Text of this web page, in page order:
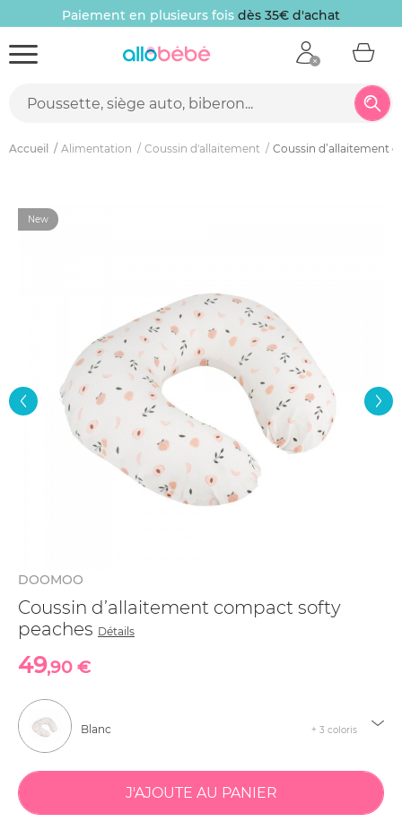
Paiement en plusieurs fois dès 35€ d'achat
Accueil Alimentation Coussin d'allaitement Coussin d’allaitement
New
DOOMOO
Coussin d’allaitement compact softy
peaches Détails
49,90 €
Blanc + 3 coloris